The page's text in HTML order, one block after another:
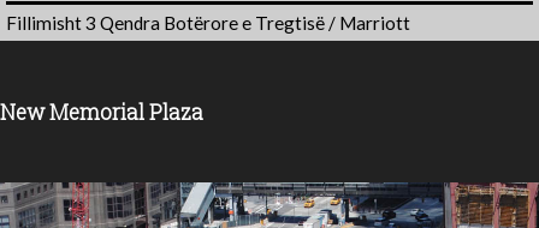
Fillimisht 3 Qendra Botërore e Tregtisë / Marriott
New Memorial Plaza